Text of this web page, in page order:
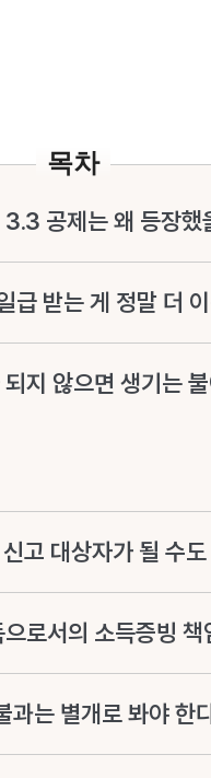
목차
3.3 공제는 왜 등장했
급 받는 게 정말 더
지 않으면 생기는
고 대상자가 될 수
로서의 소득증빙 책
과는 별개로 봐야 한